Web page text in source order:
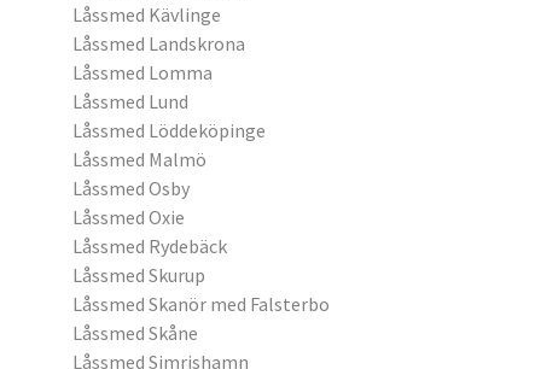
Låssmed Kävlinge
Låssmed Landskrona
Låssmed Lomma
Låssmed Lund
Låssmed Löddeköpinge
Låssmed Malmö
Låssmed Osby
Låssmed Oxie
Låssmed Rydebäck
Låssmed Skurup
Låssmed Skanör med Falsterbo
Låssmed Skåne
Låssmed Simrishamn